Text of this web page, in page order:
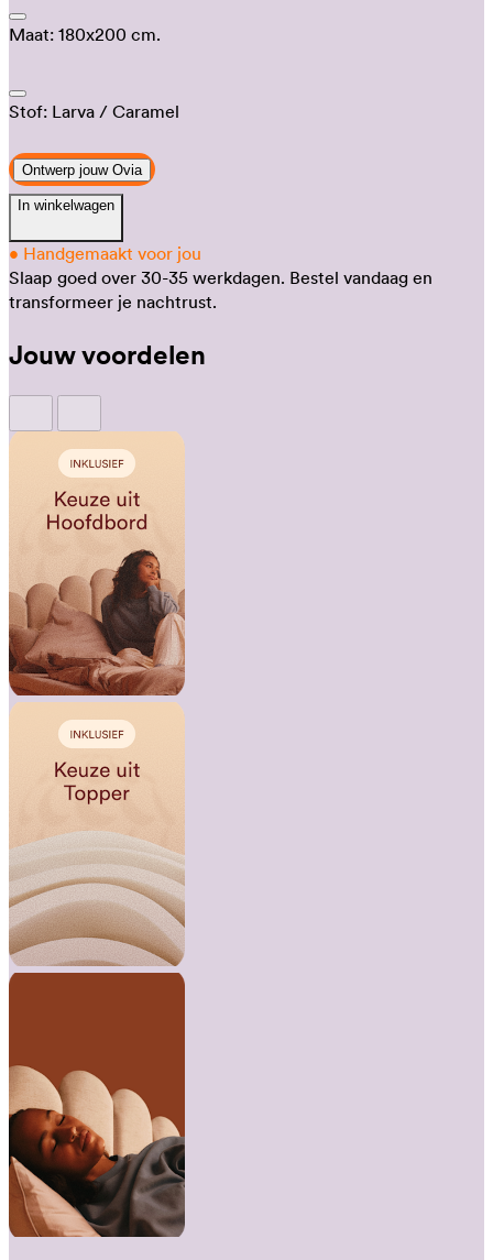
Maat: 180x200 cm.
Stof: Larva / Caramel
Ontwerp jouw Ovia
In winkelwagen
• Handgemaakt voor jou
Slaap goed over 30-35 werkdagen. Bestel vandaag en
transformeer je nachtrust.
Jouw voordelen